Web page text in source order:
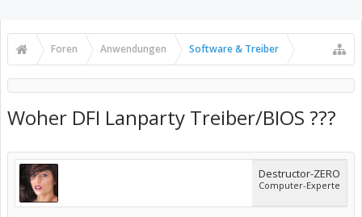
Foren Anwendungen Software & Treiber
Woher DFI Lanparty Treiber/BIOS ???
Destructor-ZERO
Computer-Experte